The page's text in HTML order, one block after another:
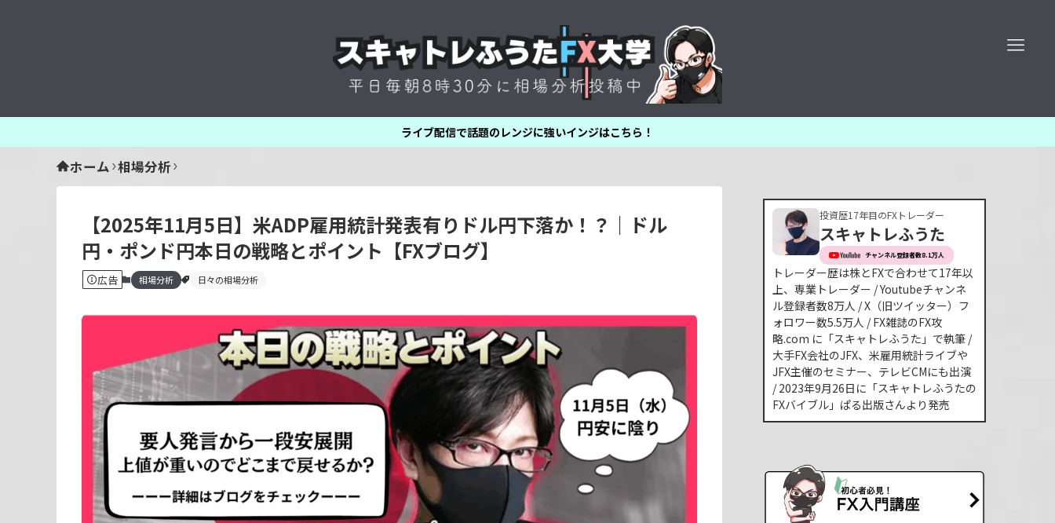
ライブ配信で話題のレンジに強いインジはこちら！
ホーム 相場分析
【2025年11月5日】米ADP雇用統計発表有りドル円下落か！？｜ドル
円・ポンド円本日の戦略とポイント【FXブログ】
広告 相場分析 日々の相場分析
投資歴17年目のFXトレーダー
スキャトレふうた
チャンネル登録者数8.1万人
トレーダー歴は株とFXで合わせて17年以
上、専業トレーダー / Youtubeチャンネ
ル登録者数8万人 / X（旧ツイッター）フ
ォロワー数5.5万人 / FX雑誌のFX攻
略.com に「スキャトレふうた」で執筆 /
大手FX会社のJFX、米雇用統計ライブや
JFX主催のセミナー、テレビCMにも出演
/ 2023年9月26日に「スキャトレふうたの
FXバイブル」ぱる出版さんより発売